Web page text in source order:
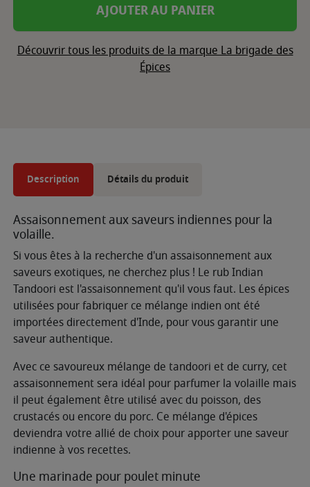
AJOUTER AU PANIER
Découvrir tous les produits de la marque La brigade des
Épices
Description Détails du produit
Assaisonnement aux saveurs indiennes pour la
volaille.
Si vous êtes à la recherche d'un assaisonnement aux
saveurs exotiques, ne cherchez plus ! Le rub Indian
Tandoori est l'assaisonnement qu'il vous faut. Les épices
utilisées pour fabriquer ce mélange indien ont été
importées directement d'Inde, pour vous garantir une
saveur authentique.
Avec ce savoureux mélange de tandoori et de curry, cet
assaisonnement sera idéal pour parfumer la volaille mais
il peut également être utilisé avec du poisson, des
crustacés ou encore du porc. Ce mélange d'épices
deviendra votre allié de choix pour apporter une saveur
indienne à vos recettes.
Une marinade pour poulet minute